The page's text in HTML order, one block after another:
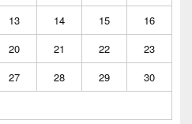
13 14 15
16
20 21 22
23
27 28 29
30